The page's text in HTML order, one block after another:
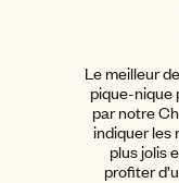
Le meilleur
pique-nique
par notre
indiquer les
plus jolis
profiter